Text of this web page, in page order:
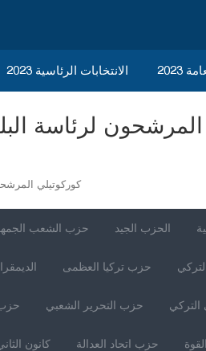
الانتخابات الرئاسية 2023 2023
كوركوتيلي
حزب الشعب الحزب الجيد
حزب تركيا العظمى
حزب التحرير الشعبي
كانون حزب اتحاد العدالة